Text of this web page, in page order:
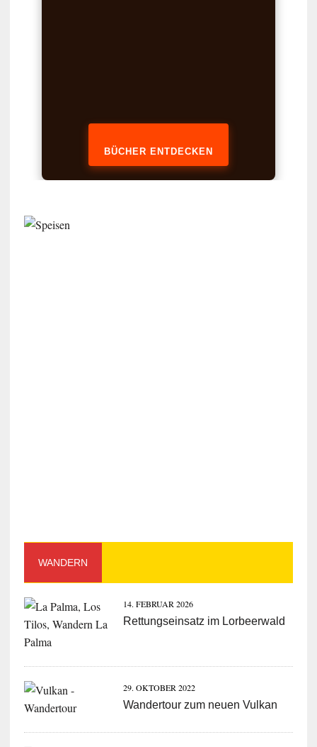
BÜCHER ENTDECKEN
WANDERN
14. FEBRUAR 2026
Rettungseinsatz im Lorbeerwald
29. OKTOBER 2022
Wandertour zum neuen Vulkan